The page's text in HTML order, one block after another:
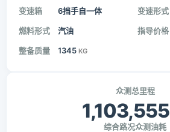
变速箱 6挡手自一体 变速形式
燃料形式 汽油 指导价格
整备质量 1345 KG
众测总里程
1,103,555
综合路况众测油耗